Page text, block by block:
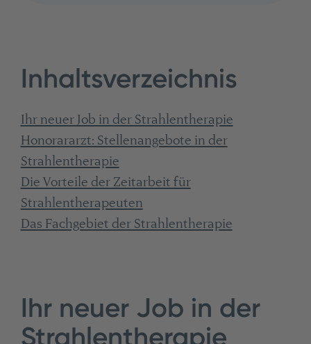
Inhaltsverzeichnis
Ihr neuer Job in der Strahlentherapie
Honorararzt: Stellenangebote in der
Strahlentherapie
Die Vorteile der Zeitarbeit für
Strahlentherapeuten
Das Fachgebiet der Strahlentherapie
Ihr neuer Job in der
Strahlentherapie